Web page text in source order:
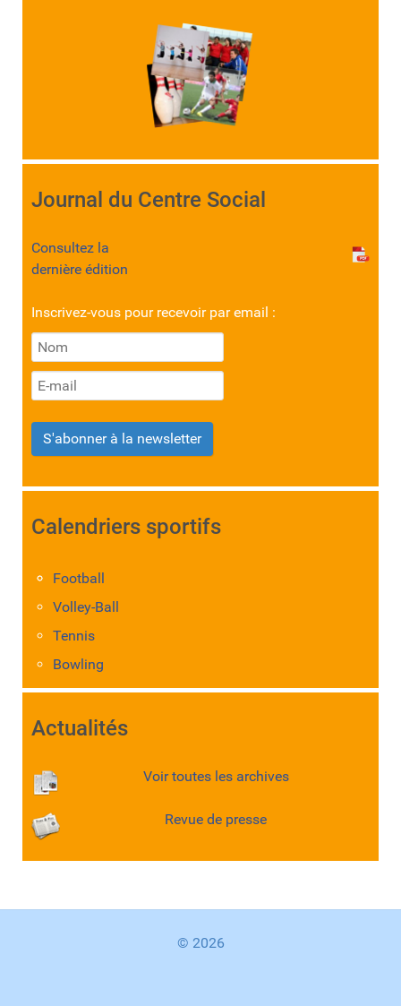
Journal du Centre Social
Consultez la
dernière édition
Inscrivez-vous pour recevoir par email :
S'abonner à la newsletter
Calendriers sportifs
Football
Volley-Ball
Tennis
Bowling
Actualités
Voir toutes les archives
Revue de presse
© 2026